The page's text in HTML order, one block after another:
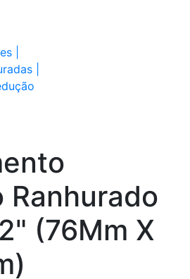
Ranhurado
(76Mm X